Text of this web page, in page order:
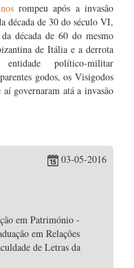
rompeu após a invasão
década de 30 do século VI,
década de 60 do mesmo
de Itália e a derrota
político-militar
godos, os Visigodos
aí governaram atá a invasão
03-05-2016
em Património -
em Relações
de Letras da